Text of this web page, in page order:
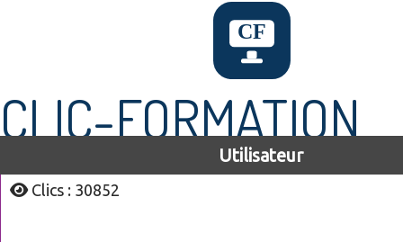
CLIC-FORMATION
Utilisateur
Clics : 30852